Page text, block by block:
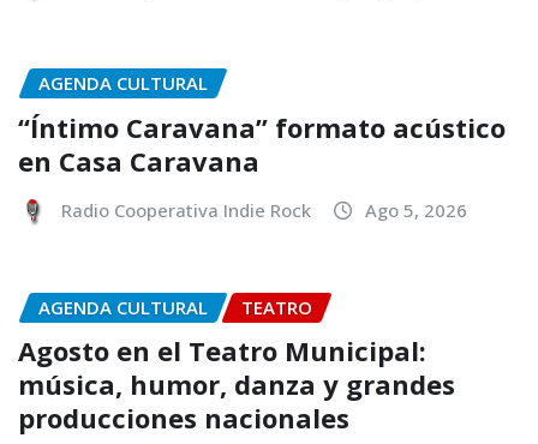
AGENDA CULTURAL
“Íntimo Caravana” formato acústico
en Casa Caravana
Radio Cooperativa Indie Rock Ago 5, 2026
AGENDA CULTURAL TEATRO
Agosto en el Teatro Municipal:
música, humor, danza y grandes
producciones nacionales